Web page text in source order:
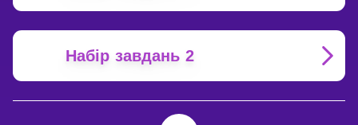
Набір завдань 2